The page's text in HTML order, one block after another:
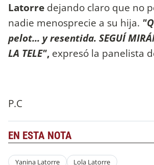
Latorre dejando claro que no
nadie menosprecie a su hija.
pelot... y resentida. SEGUÍ
LA TELE", expresó la panelista
P.C
EN ESTA NOTA
Yanina Latorre Lola Latorre